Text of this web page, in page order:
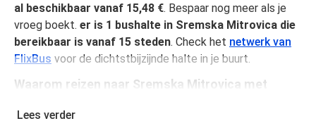
al beschikbaar vanaf 15,48 €. Bespaar nog meer als je
vroeg boekt. er is 1 bushalte in Sremska Mitrovica die
bereikbaar is vanaf 15 steden. Check het netwerk van
FlixBus voor de dichtstbijzijnde halte in je buurt.
Waarom reizen naar Sremska Mitrovica met
Lees verder